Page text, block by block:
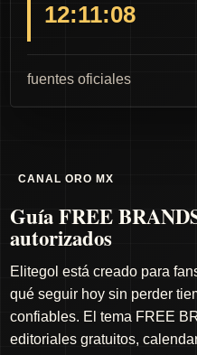
12:11:07
fuentes oficiales
CANAL ORO MX
Guía FREE
autorizados
Elitegol está creado para
qué seguir hoy sin perder
confiables. El tema FREE
editoriales gratuitos,